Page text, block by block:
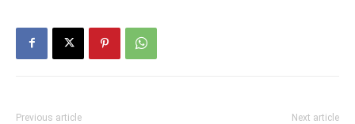
Previous article Next article